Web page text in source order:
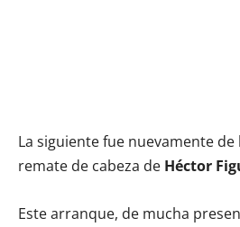
La siguiente fue nuevamente
remate de cabeza de Héctor
Este arranque, de mucha